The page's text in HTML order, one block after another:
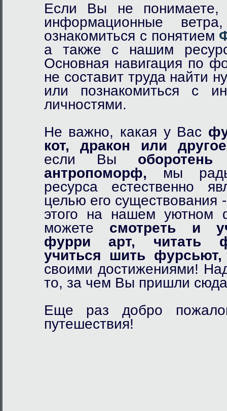
Если Вы не понимаете,
информационные
ознакомиться с понятием
а также с нашим
Основная навигация по
не составит труда найти
или познакомиться с
личностями.
Не важно, какая у Вас
кот,
дракон
или
если Вы оборотень
антропоморф, мы
ресурса естественно
целью его существования
этого на нашем
можете смотреть и
фурри арт,
читать
учиться шить фурсьют,
своими достижениями!
то, за чем Вы пришли
Еще раз добро
путешествия!